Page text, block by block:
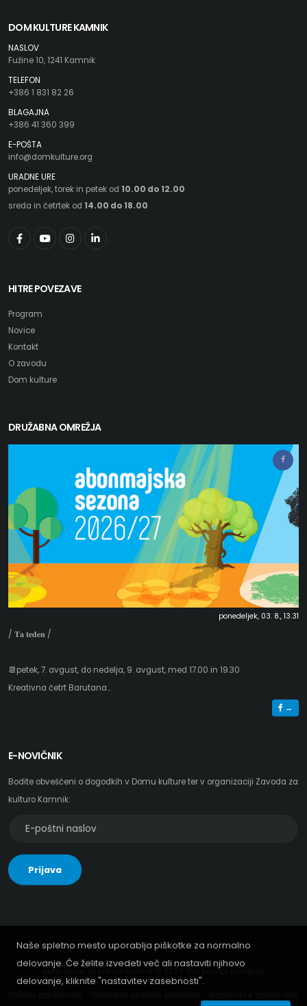
Naše spletno mesto uporablja piškotke za normalno
delovanje. Če želite izvedeti več ali nastaviti njihovo
delovanje, kliknite "nastavitev zasebnosti".
DOM KULTURE KAMNIK
NASLOV
Fužine 10, 1241 Kamnik
TELEFON
+386 1 831 82 26
BLAGAJNA
+386 41 360 399
E-POŠTA
info@domkulture.org
URADNE URE
ponedeljek, torek in petek od 10.00 do 12.00
sreda in četrtek od 14.00 do 18.00
HITRE POVEZAVE
Program
Novice
Kontakt
O zavodu
Dom kulture
DRUŽABNA OMREŽJA
ponedeljek, 03. 8., 13.31
/ 𝐓𝐚 𝐭𝐞𝐝𝐞𝐧 /
📆petek, 7. avgust, do nedelja, 9. avgust, med 17.00 in 19.30
Kreativna četrt Barutana...
→
E-NOVIČNIK
Bodite obveščeni o dogodkih v Domu kulture ter v organizaciji Zavoda za
kulturo Kamnik:
naslov
za
Prijava
Javni zavod za kulturo Kamnik © 2022. Vse pravice pridržane.